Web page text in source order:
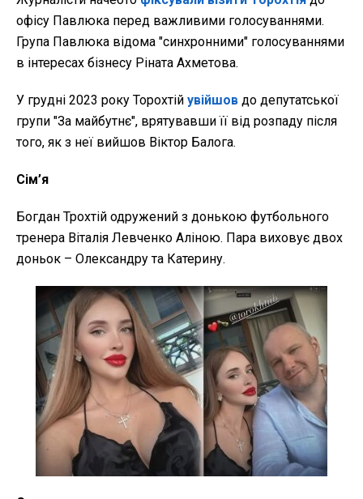
офісу Павлюка перед важливими голосуваннями.
Група Павлюка відома "синхронними" голосуваннями
в інтересах бізнесу Ріната Ахметова.
У грудні 2023 року Торохтій увійшов до депутатської
групи "За майбутнє", врятувавши її від розпаду після
того, як з неї вийшов Віктор Балога.
Сім’я
Богдан Трохтій одружений з донькою футбольного
тренера Віталія Левченко Аліною. Пара виховує двох
доньок – Олександру та Катерину.